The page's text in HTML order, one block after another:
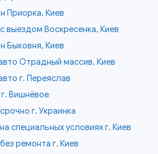
Приорка, Киев
выездом Воскресенка, Киев
Быковня, Киев
Отрадный массив, Киев
г. Переяслав
Вишнёвое
г. Украинка
специальных условиях г. Киев
ремонта г. Киев